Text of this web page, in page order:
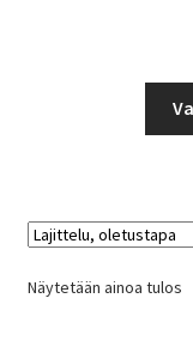
Näytetään ainoa tulos